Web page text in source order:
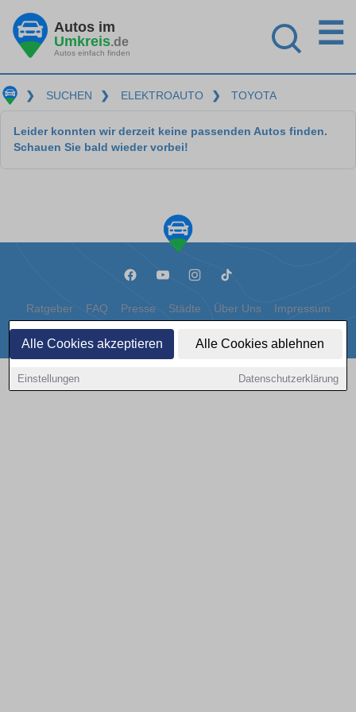
Alle Cookies akzeptieren Alle Cookies ablehnen
Einstellungen Datenschutzerklärung
Autos im
Umkreis.de
Autos einfach finden
☰
❯ SUCHEN ❯ ELEKTROAUTO ❯ TOYOTA
Leider konnten wir derzeit keine passenden Autos finden.
Schauen Sie bald wieder vorbei!
Ratgeber FAQ Presse Städte Über Uns Impressum
Datenschutz Cookies
Copyright © 2000 - 2026 | 1A Infosysteme GmbH | Content by: 1a-sites-autos